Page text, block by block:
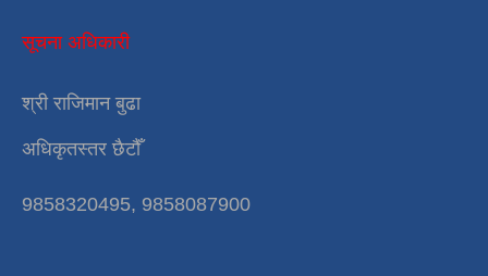
सूचना अधिकारी
श्री राजिमान बुढा
अधिकृतस्तर छैटौँ
9858320495, 9858087900